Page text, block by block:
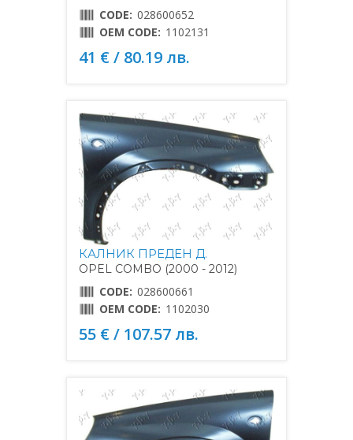
CODE: 028600652
OEM CODE: 1102131
41 € / 80.19 лв.
КАЛНИК ПРЕДЕН Д.
OPEL COMBO (2000 - 2012)
CODE: 028600661
OEM CODE: 1102030
55 € / 107.57 лв.